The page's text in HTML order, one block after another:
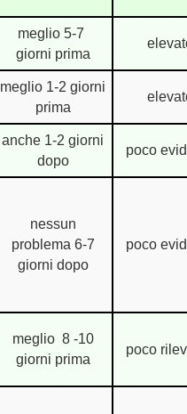
meglio 5-7
giorni prima
meglio 1-2 giorni
prima
anche 1-2 giorni
dopo
poco
nessun
problema 6-7
giorni dopo
poco
meglio 8 -10
giorni prima
poco